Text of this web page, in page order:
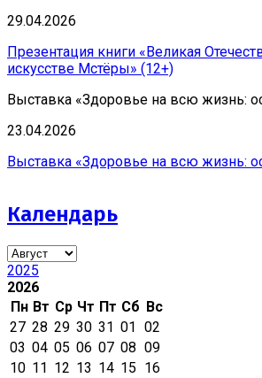
29.04.2026
Презентация книги «Великая
искусстве Мстёры» (12+)
Выставка «Здоровье на всю жизнь:
23.04.2026
Выставка «Здоровье на всю жизнь:
Календарь
2025
2026
Пн Вт Ср Чт Пт Сб Вс
27 28 29 30 31 01 02
03 04 05 06 07 08 09
10 11 12 13 14 15 16